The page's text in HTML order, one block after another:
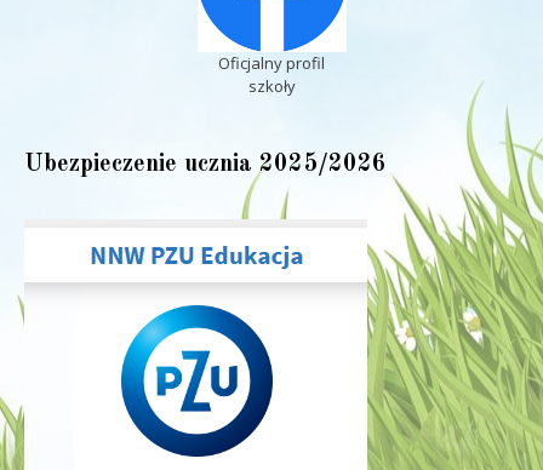
Oficjalny profil
szkoły
Ubezpieczenie ucznia 2025/2026